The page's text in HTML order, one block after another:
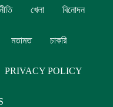
খেলা বিনোদন
মতামত চাকরি
PRIVACY POLICY